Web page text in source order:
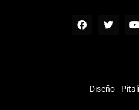
Diseño -